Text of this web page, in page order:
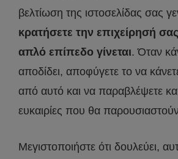
βελτίωση της ιστοσελίδας σας
κρατήσετε την επιχείρησή
απλό επίπεδο γίνεται. Όταν
αποδίδει, αποφύγετε το να
από αυτό και να παραβλέψετε
ευκαιρίες που θα
Μεγιστοποιήστε ότι δουλεύει,